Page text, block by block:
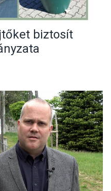
biztosít